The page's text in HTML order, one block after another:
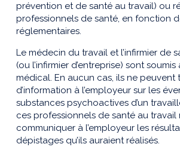
prévention et de santé au travail) ou
professionnels de santé, en fonction
réglementaires.
Le médecin du travail et l’infirmier de
(ou l’infirmier d’entreprise) sont
médical. En aucun cas, ils ne peuvent
d’information à l’employeur sur les
substances psychoactives d’un
ces professionnels de santé au travail
communiquer à l’employeur les
dépistages qu’ils auraient réalisés.